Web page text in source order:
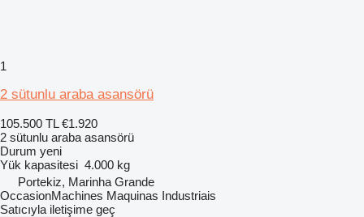
1
2 sütunlu araba asansörü
105.500 TL €1.920
2 sütunlu araba asansörü
Durum yeni
Yük kapasitesi 4.000 kg
Portekiz, Marinha Grande
OccasionMachines Maquinas Industriais
Satıcıyla iletişime geç